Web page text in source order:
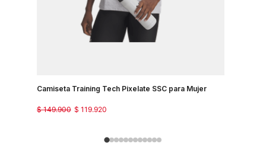
Camiseta Training Tech Pixelate SSC para Mujer
$ 119.920
$ 149.900